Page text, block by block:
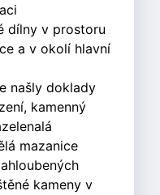
dílny v prostoru
a v okolí hlavní
našly doklady
kamenný
mazanice
kameny v